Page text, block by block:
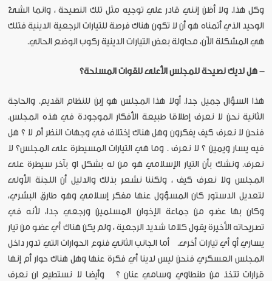
وكل هذا. ولا أظن إنني قادر علي توجيه مثل تلك النصيحة ، وانما الشئ
الوحيد الذي أتمناه هو أن لا تكون هناك فرصة للتيارات الرجعية الدينية فتلك
هي المشكلة الآن، محاولة بعض التيارات الدينية ركوب الوضع الحالي.
- هل لديك نصيحة للمجلس الأعلى للقوات المسلحة؟
هذا السؤال جميل جدا. أولا هذا المجلس هو إبن للنظام القديم. والحاجة
الثانية نحن لا نعرف إطلاقا طبيعة الأفكار الموجودة في هذه المجلس.
فنحن لا نعرف كيف يفكرون وهل هناك إختلاف في وجهات النظر أم لا ؟ هل
فيه يسار ويمين ؟ لا نعرف . وما هي التيارات المسيطرة على المجلس؟ لا
نعرف. ونشك بأن التيار الإسلامي هو من له بشكل او بآخر سيطرة على
المجلس ولا نعرف كيف ، ولكننا نشعر بذلك والدليل أن اللجنة الأولى
لتعديل الدستور كان المسؤول عنها مفكر إسلامي وهو طارق البشري،
وكان بها عضو من جماعة الإخوان المسلمين ورجعي جدا، لأنه في
تصريحاته الأخيرة يقول كلاما شديد الرجعية ، ولم يكن هناك أي عضو من تيار
يساري أو أي تيارات أخرى. أما الجانب الثاني فنوع الحوارات التي تدور داخل
المجلس العسكري فنحن ليس لدينا أي فكرة عنها وهل هناك حوار أم إنها
قرارات تتخذ من طنطاوي وسامي عنان ؟ وأيضا لا نستطيع ان نعرف